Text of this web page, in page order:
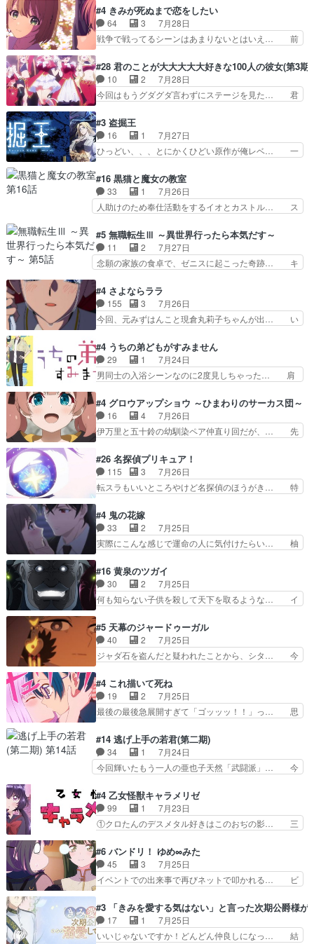
とフィーネの２度目のデート出… マジできな臭い
ぞ帝位争い。姉からの刺客を… ふぃーねと町の様
子を見に行ったら町中で窃…
接していいのかわからず戸惑うかけるも… 盲目だ
と相手の表情も分からないからどう思… 今期のバ
ックナンバーみたいなOPアニメ。… 初デートで
冬月を笑わせようとする姿も冬月… 特に大きな事
を笑わせようとする姿も冬月… 3話までは主人公
がどうでもいいことでずっ… 花火購入に浅草へ…
行き当たりばったり訪問…
#4 きみが死ぬまで恋をしたい
64 3
7月28日
戦争で戦ってるシーンはあまりないとはいえ… 前
の存在で揺らぐ14クラス約束された死… ミミの
秘密をあっさり受け入れたのは拍子抜… 蘇生魔法
って下衆い国なら進退窮まったら手… 蘇生魔法ヤ
バイけどミミいなかったら詰んで… アニメオタク
うございました！アリとセイ… ごめん、そういう
話がしたい作品じゃないの… 第４話感想：その口
止め効果あるかな？ミミ…
#28 君のことが大大大大大好きな100人の彼女(第3期)
10 2
7月28日
今回はもうグダグダ言わずにステージを見た… 君
カノ版ラブライブ！？こういうのは人… 俺、みん
なのレッスン動画をDVDが焼きき… アナウンス
役で出演いたしましたみんなのア… 恋太郎ファミ
リーがガチでアイドルに挑戦！… ギャグギャグし
カノGirlfrien… 『アイドル伝説恋太郎ファミリ
ー』にて「ア… 安木路佐ウル子役で出演いたしま
したクォリ…
#3 盗掘王
16 1
7月27日
ひっどい、、、とにかくひどい原作が俺レベ… 一
美咲さんと言えば幼女！アイマスの市原… 遼河は
目的の為には人命も軽視するタイプの… 4つのス
キルが揃う。広い墓を捜索中、遼河… 村正はそん
なおどろおどろしいエピソードあ… 気持ちよくし
レベのアニメ制作を日本に奪… 予言で正体がバレ
る、もう騙し討ちは出来な… 村正の墓、アニメで
見ると一杯で怖いな。ア…
#16 黒猫と魔女の教室
33 1
7月26日
人助けのため奉仕活動をするイオとカストル… ス
とカストルの共通点は、魔法の制御が出… 椋鳥の
大群て…住民から迷惑がられてない？… キングコ
ングor進撃の巨人牡羊座のアルデ… スピカ・イ
オ・カストルという組み合わせ。… 有り余るパワ
みかたが雑になってきてるな… イキりカストルは
怖がりやったかあスピカな… 鏡の世界への突入と
新たな依頼サブタイトル…
#5 無職転生Ⅲ ～異世界行ったら本気だす～
11 2
7月27日
念願の家族の食卓で、ゼニスに起こった奇跡… キ
ナリーゼの悪魔の囁きwクリフとエリナ… 悪魔の
囁きやめてくださいwおい、1番重要… ゼニスも
感情が出てきてて良い方向に進んで… 第５話を
ABEMAで視聴しました。視聴に… クリフとエリ
相変わらずで草ルディ君釣り… ルーデウスにシル
フィエットとロキシーとの… 離れ離れになったり
別れがあったり絶望の大…
#4 さよならララ
155 3
7月26日
今回、元みずはんこと現倉丸莉子ちゃんが出… い
様とは...本当の愛とは...なんぞ… テンポの良いボ
ケとツッコミで笑わせつつ、… この作品、ストー
リーにも登場人物にも全く… 家で机に向かってる
時の貧乏ゆすりとか、ラ… お姉ちゃんと話せ
に、ララは何を思うのだ… 息をするかのように3
話まで視聴。2026… ララの王子様探しが本格的
に動き出した回。…
#4 うちの弟どもがすみません
29 1
7月24日
男同士の入浴シーンなのに2度見しちゃった… 肩
散歩って逃げるよね！糸と類を助けよう… 類の面
倒見るのが1番大変そう糸は誰とでも… 源くんを
甘えさせるまでの糸と周りの出来事… 源くん、甘
えちゃうぞ宣言。思ったよりラブ… 糸ちゃんのま
目的を忘れてますますヤング… でも央太と親しく
するのは嫌。世話を拒んで… ゴメス（カエル）外
で散歩させてたのか(*…
#4 グロウアップショウ ～ひまわりのサーカス団～
16 4
7月26日
伊万里と五十鈴の幼馴染ペア仲直り回だが、… 先
や、これ素晴らしいコメディアニメだな。… 水着
回なのにビキニじゃない！これは時代背… 今回は
推しの吾野伊万里ちゃん担当回。これ… 伊万里さ
んの手品回であり水着回ね。瑞佳ち… 売り上げが
タ教育のせいで瑞佳がヒモカス… 伊万里ちゃんの
人前での苦手意識を抱えなが… 第４話をｄアニメ
ストアで視聴しました。視…
#26 名探偵プリキュア！
115 3
7月26日
転スラもいいところやけど名探偵のほうがき… 特
なはプリキュア仲間には自分が未来から… の活
躍、敵を圧倒ってのはおおよその流れだ… キュア
エクレール初変身＆初戦闘。プリキュ… キュアエ
クレールは強いが力を制御できない… キュアエク
ッコロで始まってちょっ… バカおもろいやん
www実質まどマギやんけ… しかも実質的にエク
レールが倒したビルであ…
#4 鬼の花嫁
33 2
7月25日
実際にこんな感じで運命の人に気付けたらい… 柚
の花嫁は一見すると甘い夢、理想の天国… 玲夜さ
んのご両親の登場ですこの世に数多い… 玲夜のお
父さんが石田彰だったことに驚きを… 主人公自分
の立場わかって無さすぎやしまた… ヨミツガと
子にも優しいし可愛いしこの… ユキノさんから玲
夜の父親の話で、そのイメ… あやかしの頂点に立
つ鬼龍院家の現当主が息…
#16 黄泉のツガイ
30 2
7月25日
何も知らない子供を殺して天下を取るような… イ
いバトル回の最後に、予想外の引きシン… これっ
て作者が描きたいのは"ユルの物語"… デラさんの
秘密がちょっとわかった回、正直… 左さんと刀持
ちさんが対決♪あとどこぞのじ… 何処も彼処も言
く動いていてずっと胸が熱… 同時視聴｜
DaemonsRealm｜リア… これまで騙していた東
村を捨てて新郷家に来…
#5 天幕のジャードゥーガル
40 2
7月25日
ジャダ石を盗んだと疑われたことから、シタ… 今
ぶややこしいことになってたオープニン… テンポ
も良いし毎話良いところで引くから全… 盟友ドレ
ゲネ后との出会い。次週のドレゲネ… さて、登場
人物多いけどついていけるのか私… 今回は遂にド
んがめっちゃ可愛かったなド… まさかの展開にめ
ちゃくちゃテンション上が… チャガタイの所へ密
偵に行ったはずがドレゲ…
#4 これ描いて死ね
19 2
7月25日
最後の最後急展開すぎて「ゴッッッ！！」っ… 思
は泣かなかった！漫画描きのハウツー回… この作
品はこういうのをズバッとキメるの上… 藤子不二
雄に親しんだ人にはとてもフィット… 赤福のヌル
ヌルした動きとかネームを褒めら… 漫研が気にな
から新たな仲間まで。本作品… 今回エンディング
テーマが流れるのが早い（… この作品の世界に
も、一応デジタルという概…
#14 逃げ上手の若君(第二期)
34 1
7月24日
今回輝いたもう一人の亜也子天然「武闘派」… 今
逃れすら逃げ上手亜也子のアシストに支… そう
か、亜也子もまだ9歳なのか‥ときゆき… 「亜也
子のドキドキ・大作戦！・長寿丸を一… 目玉と耳
を相手に言葉で繰り広げる戰もノラ… 時代設定ど
からのいらすとやは草だった。… 今回は亜也子回
でしたね頼もしさと乙女らし… 貞宗、キモいギョ
ロ目としか思ってなかった…
#4 乙女怪獣キャラメリゼ
99 1
7月23日
①クロたんのデスメタル好きはこのおぢの影… 三
か好きになれんキャラだなぁ作品もイン… 相変わ
らず生物学者には見えないわね響野君… 正体を知
らないのにどちりも肯定してくれた… 黒絵がハル
ゴンになっても、南を助けて大事… OPにデスボ
心を許す、母の友達である光… 黒絵の可愛さレベ
ルが止まらない。南くんと… 黒絵の母とのやり取
りでエヴァの加持さん思…
#6 バンドリ！ ゆめ∞みた
45 3
7月25日
イベントでの出来事で再びネットで叩かれる… ビ
ラがまじで何がしたいかわからん！先生… 陰キャ
の間合いにスルっと入ってきて相手の… ビオラが
都子さんを籠絡しに来ててやばいぞ… マネージャ
#3 「きみを愛する気はない」と言った次期公爵様が
17 1
7月25日
いいじゃないですか！どんどん仲良しになっ… 結